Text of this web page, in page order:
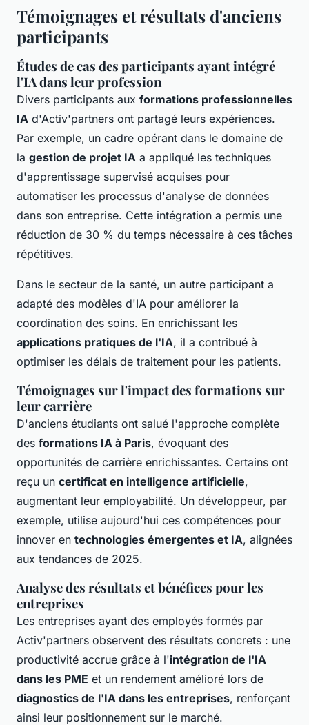
Témoignages et résultats d'anciens
participants
Études de cas des participants ayant intégré
l'IA dans leur profession
Divers participants aux formations professionnelles
IA d'Activ'partners ont partagé leurs expériences.
Par exemple, un cadre opérant dans le domaine de
la gestion de projet IA a appliqué les techniques
d'apprentissage supervisé acquises pour
automatiser les processus d'analyse de données
dans son entreprise. Cette intégration a permis une
réduction de 30 % du temps nécessaire à ces tâches
répétitives.
Dans le secteur de la santé, un autre participant a
adapté des modèles d'IA pour améliorer la
coordination des soins. En enrichissant les
applications pratiques de l'IA, il a contribué à
optimiser les délais de traitement pour les patients.
Témoignages sur l'impact des formations sur
leur carrière
D'anciens étudiants ont salué l'approche complète
des formations IA à Paris, évoquant des
opportunités de carrière enrichissantes. Certains ont
reçu un certificat en intelligence artificielle,
augmentant leur employabilité. Un développeur, par
exemple, utilise aujourd'hui ces compétences pour
innover en technologies émergentes et IA, alignées
aux tendances de 2025.
Analyse des résultats et bénéfices pour les
entreprises
Les entreprises ayant des employés formés par
Activ'partners observent des résultats concrets : une
productivité accrue grâce à l'intégration de l'IA
dans les PME et un rendement amélioré lors de
diagnostics de l'IA dans les entreprises, renforçant
ainsi leur positionnement sur le marché.